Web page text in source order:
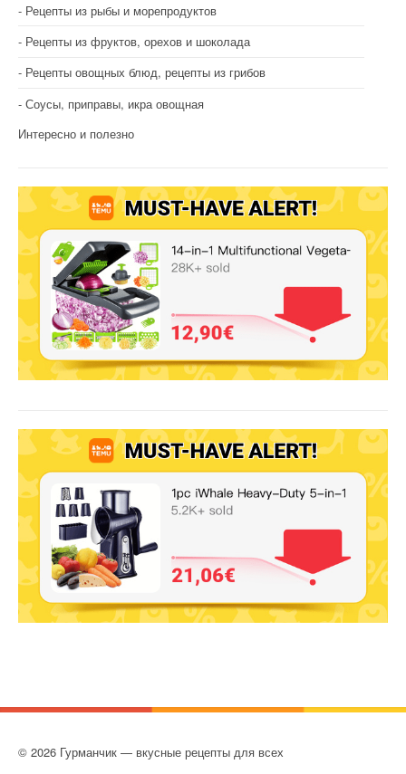
Рецепты из рыбы и морепродуктов
Рецепты из фруктов, орехов и шоколада
Рецепты овощных блюд, рецепты из грибов
Соусы, приправы, икра овощная
Интересно и полезно
© 2026 Гурманчик — вкусные рецепты для всех